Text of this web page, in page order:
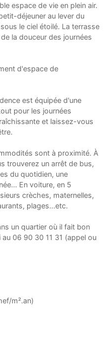
espace de vie en plein air.
déjeuner au lever du
le ciel étoilé. La terrasse
la douceur des journées
d'espace de
est équipée d'une
pour les journées
et laissez-vous
sont à proximité. À
trouverez un arrêt de bus,
du quotidien, une
En voiture, en 5
crèches, maternelles,
plages...etc.
un quartier où il fait bon
06 90 30 11 31 (appel ou
m².an)